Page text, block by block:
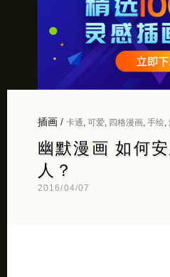
插画/ 卡通 可爱, 四格漫画, 手绘,
幽默漫画 如何
人？
2016/04/07